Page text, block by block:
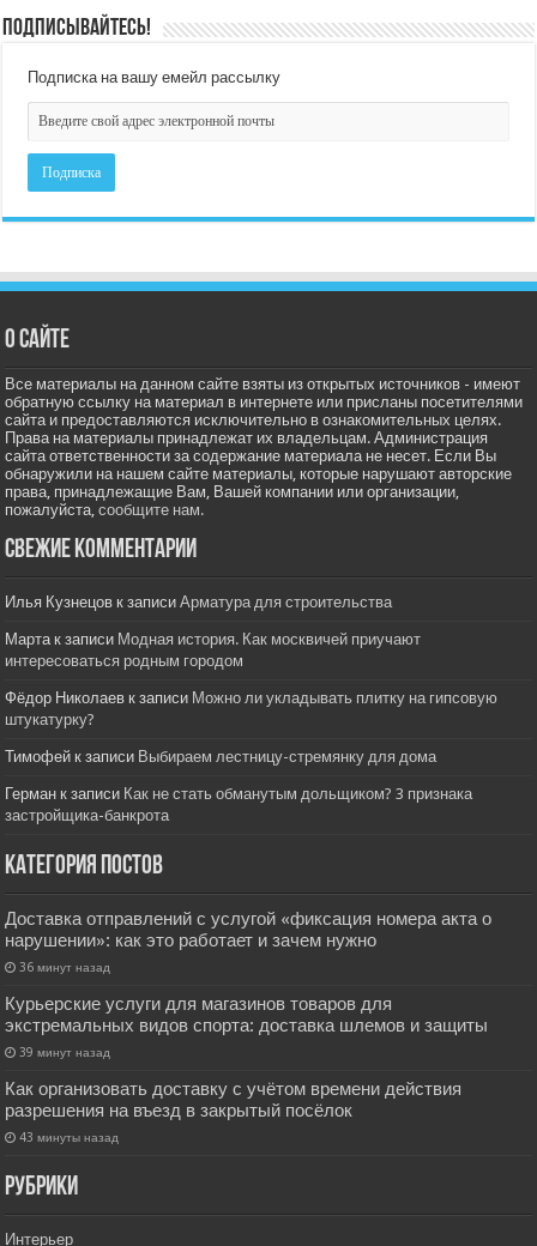
Подписывайтесь!
Подписка на вашу емейл рассылку
О сайте
Все материалы на данном сайте взяты из открытых источников - имеют
обратную ссылку на материал в интернете или присланы посетителями
сайта и предоставляются исключительно в ознакомительных целях.
Права на материалы принадлежат их владельцам. Администрация
сайта ответственности за содержание материала не несет. Если Вы
обнаружили на нашем сайте материалы, которые нарушают авторские
права, принадлежащие Вам, Вашей компании или организации,
пожалуйста,сообщите нам.
Свежие комментарии
Илья Кузнецов к записиАрматура для строительства
Мартак записи Модная история. Как москвичей приучают
интересоваться родным городом
Фёдор Николаев к записи Можно ли укладывать плитку на гипсовую
штукатурку?
Тимофей к записи Выбираем лестницу-стремянку для дома
Герман к записи Как не стать обманутым дольщиком? 3 признака
застройщика-банкрота
Категория постов
Доставка отправлений с услугой «фиксация номера акта о
нарушении»: как это работает и зачем нужно
36 минут назад
Курьерские услуги для магазинов товаров для
экстремальных видов спорта: доставка шлемов и защиты
39 минут назад
Как организовать доставку с учётом времени действия
разрешения на въезд в закрытый посёлок
43 минуты назад
РУбрики
Интерьер